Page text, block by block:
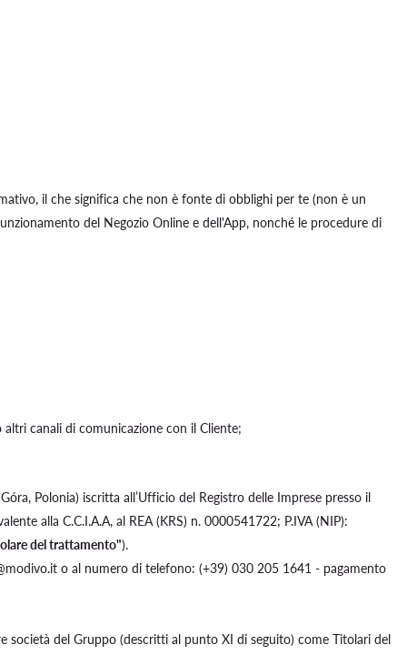
il che significa che non è fonte di obblighi per te (non è un
del Negozio Online e dell'App, nonché le procedure di
canali di comunicazione con il Cliente;
Polonia) iscritta all’Ufficio del Registro delle Imprese presso il
alla C.C.I.A.A, al REA (KRS) n. 0000541722; P.IVA (NIP):
del trattamento").
o al numero di telefono: (+39) 030 205 1641 - pagamento
del Gruppo (descritti al punto XI di seguito) come Titolari del